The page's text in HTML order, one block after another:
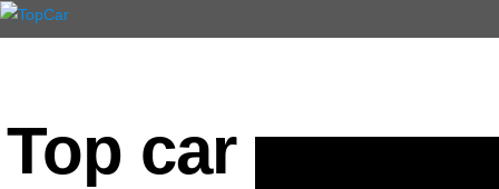
Top car